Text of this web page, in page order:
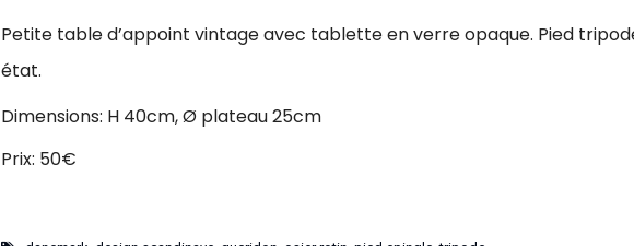
Petite table d’appoint vintage avec tablette en verre opaque. Pied
état.
Dimensions: H 40cm, Ø plateau 25cm
Prix: 50€